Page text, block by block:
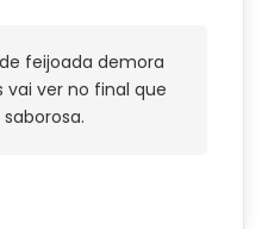
feijoada demora
ver no final que